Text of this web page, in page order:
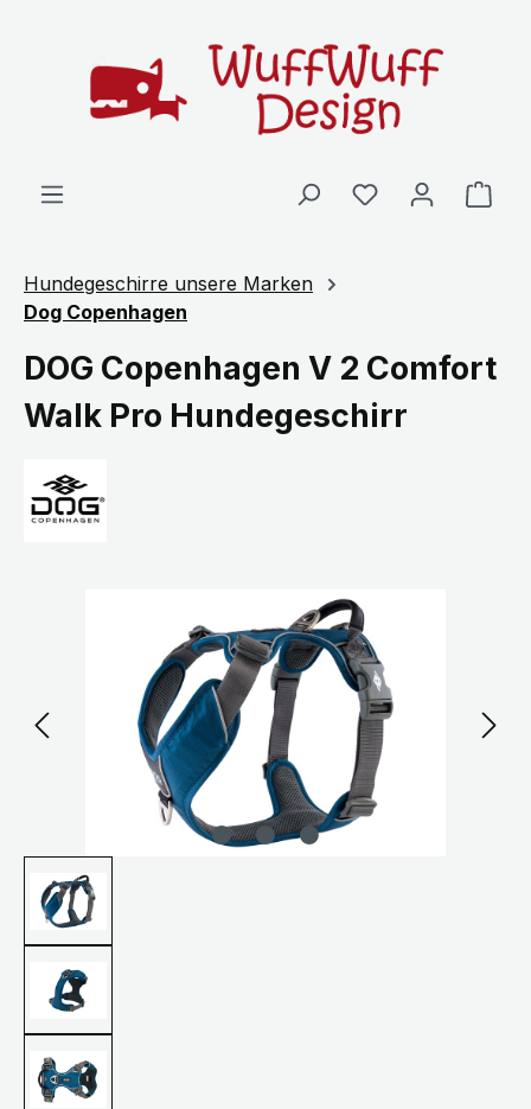
Hundegeschirre unsere Marken
Dog Copenhagen
DOG Copenhagen V 2 Comfort
Walk Pro Hundegeschirr